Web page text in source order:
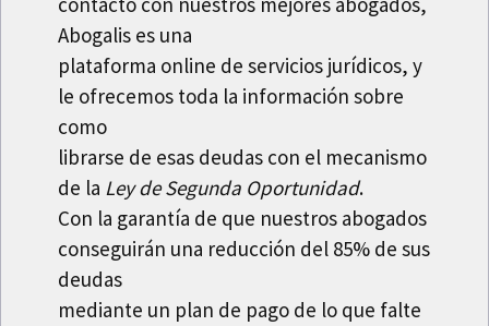
Abogalis es una
plataforma online de servicios jurídicos, y
le ofrecemos toda la información sobre
como
librarse de esas deudas con el mecanismo
de la Ley de Segunda Oportunidad.
Con la garantía de que nuestros abogados
conseguirán una reducción del 85% de sus
deudas
mediante un plan de pago de lo que falte